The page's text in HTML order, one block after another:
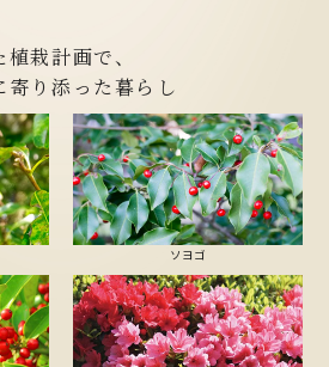
栽計画で、
寄り添った暮らし
ソヨゴ